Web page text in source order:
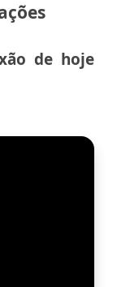
de hoje